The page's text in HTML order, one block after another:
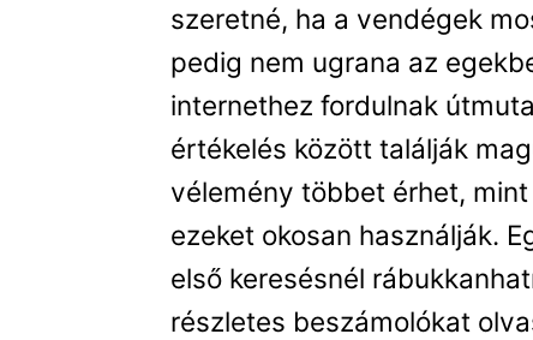
szeretné, ha a vendégek
pedig nem ugrana az
internethez fordulnak
értékelés között találják
vélemény többet érhet,
ezeket okosan használják.
első keresésnél
részletes beszámolókat